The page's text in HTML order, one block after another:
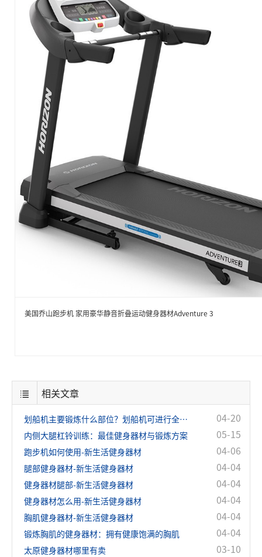
美国乔山跑步机 家用豪华静音折叠运动健身器材Adventure 3
相关文章
04-20
划船机主要锻炼什么部位？划船机可进行全身锻炼！
05-15
内侧大腿杠铃训练：最佳健身器材与锻炼方案
04-06
跑步机如何使用-新生活健身器材
04-04
腿部健身器材-新生活健身器材
04-04
健身器材腿部-新生活健身器材
04-04
健身器材怎么用-新生活健身器材
04-04
胸肌健身器材-新生活健身器材
04-04
锻炼胸肌的健身器材：拥有健康饱满的胸肌
03-10
太原健身器材哪里有卖